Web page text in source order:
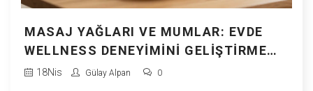
MASAJ YAĞLARI VE MUMLAR: EVDE
WELLNESS DENEYIMINI GELIŞTIRME
REHBERI
18Nis Gülay Alpan 0